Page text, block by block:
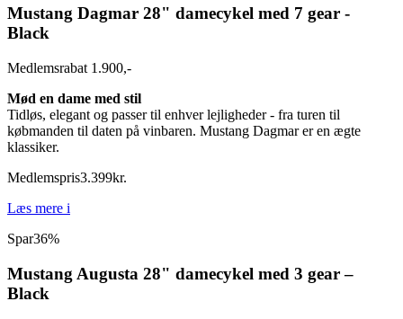
Mustang Dagmar 28" damecykel med 7 gear -
Black
Medlemsrabat 1.900,-
Mød en dame med stil
Tidløs, elegant og passer til enhver lejligheder - fra turen til
købmanden til daten på vinbaren. Mustang Dagmar er en ægte
klassiker.
Medlemspris3.399kr.
Læs mere i
Spar36%
Mustang Augusta 28" damecykel med 3 gear –
Black